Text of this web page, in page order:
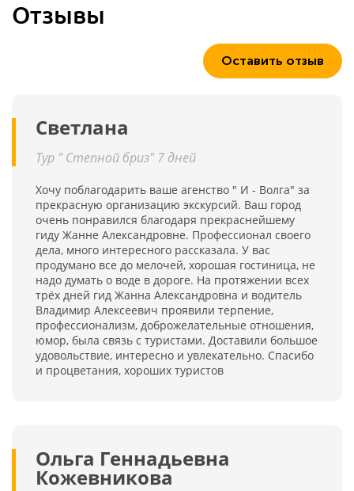
Отзывы
Оставить отзыв
Светлана
Тур " Степной бриз" 7 дней
Хочу поблагодарить ваше агенство " И - Волга" за
прекрасную организацию экскурсий. Ваш город
очень понравился благодаря прекраснейшему
гиду Жанне Александровне. Профессионал своего
дела, много интересного рассказала. У вас
продумано все до мелочей, хорошая гостиница, не
надо думать о воде в дороге. На протяжении всех
трёх дней гид Жанна Александровна и водитель
Владимир Алексеевич проявили терпение,
профессионализм, доброжелательные отношения,
юмор, была связь с туристами. Доставили большое
удовольствие, интересно и увлекательно. Спасибо
и процветания, хороших туристов
Ольга Геннадьевна
Кожевникова